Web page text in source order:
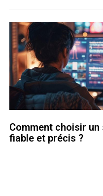
Comment choisir
fiable et précis ?